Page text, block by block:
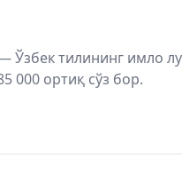
Ўзбек тилининг имло
000 ортиқ сўз бор.